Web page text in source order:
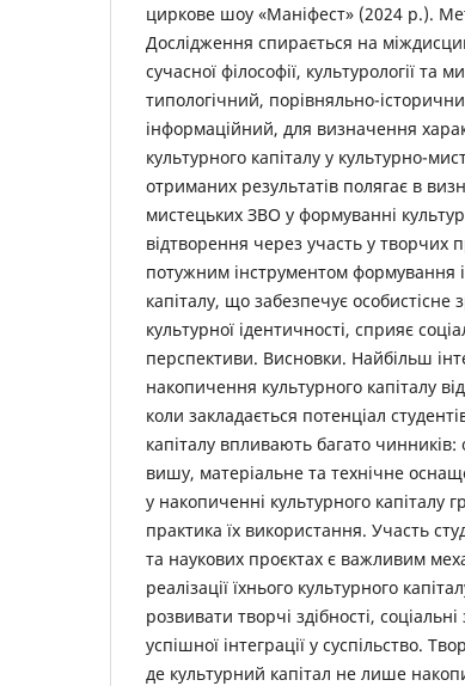
циркове шоу «Маніфест» (2024 р.).
Дослідження спирається на
сучасної філософії, культурології та
типологічний, порівняльно-
інформаційний, для визначення
культурного капіталу у культурно-
отриманих результатів полягає в
мистецьких ЗВО у формуванні
відтворення через участь у творчих
потужним інструментом формування
капіталу, що забезпечує особистісне
культурної ідентичності, сприяє
перспективи. Висновки. Найбільш
накопичення культурного капіталу
коли закладається потенціал
капіталу впливають багато
вишу, матеріальне та технічне
у накопиченні культурного капіталу
практика їх використання. Участь
та наукових проєктах є важливим
реалізації їхнього культурного
розвивати творчі здібності,
успішної інтеграції у суспільство.
де культурний капітал не лише